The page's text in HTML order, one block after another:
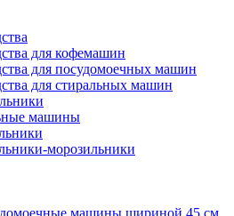
для кофемашин
для посудомоечных машин
для стиральных машин
машины
морозильники
машины шириной 45 см